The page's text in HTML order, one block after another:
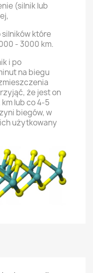
(silnik lub
które
- 3000 km.
i po
na biegu
że jest on
lub co 4-5
biegów, w
użytkowany